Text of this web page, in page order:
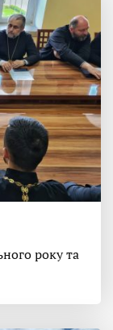
року та